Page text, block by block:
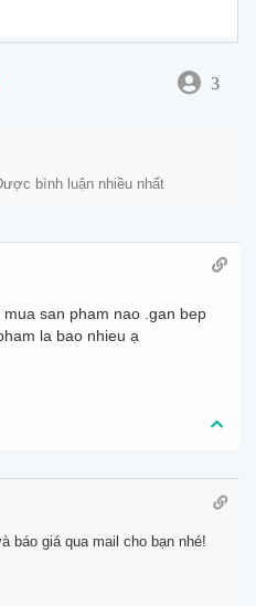
3
bình luận nhiều nhất
san pham nao .gan bep
la bao nhieu ạ
báo giá qua mail cho bạn nhé!